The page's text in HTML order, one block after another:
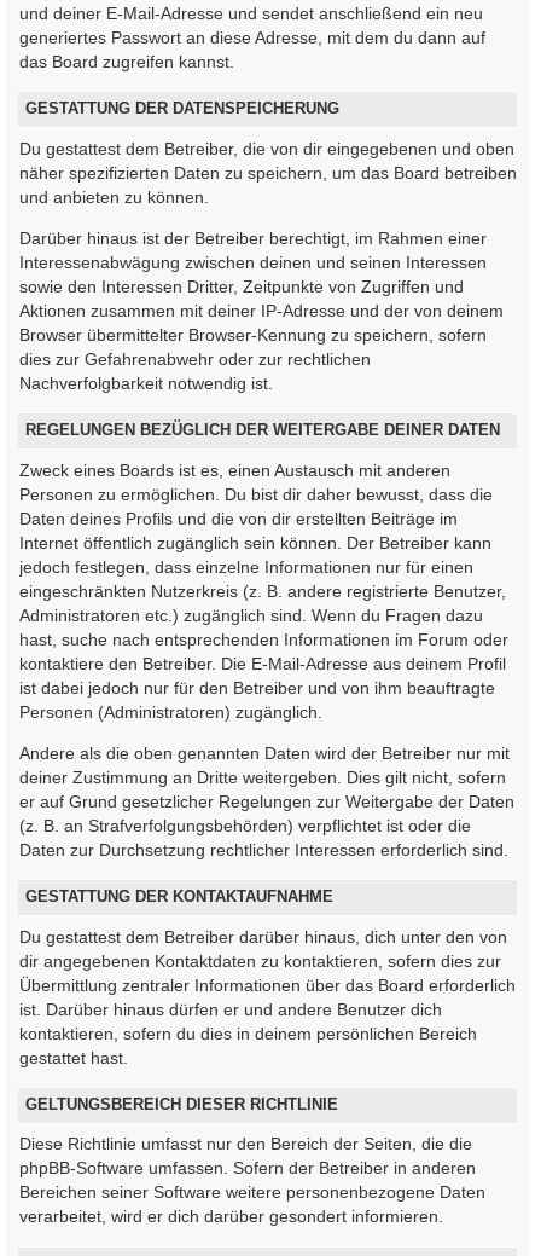
und deiner E-Mail-Adresse und sendet anschließend ein neu
generiertes Passwort an diese Adresse, mit dem du dann auf
das Board zugreifen kannst.
GESTATTUNG DER DATENSPEICHERUNG
Du gestattest dem Betreiber, die von dir eingegebenen und oben
näher spezifizierten Daten zu speichern, um das Board betreiben
und anbieten zu können.
Darüber hinaus ist der Betreiber berechtigt, im Rahmen einer
Interessenabwägung zwischen deinen und seinen Interessen
sowie den Interessen Dritter, Zeitpunkte von Zugriffen und
Aktionen zusammen mit deiner IP-Adresse und der von deinem
Browser übermittelter Browser-Kennung zu speichern, sofern
dies zur Gefahrenabwehr oder zur rechtlichen
Nachverfolgbarkeit notwendig ist.
REGELUNGEN BEZÜGLICH DER WEITERGABE DEINER DATEN
Zweck eines Boards ist es, einen Austausch mit anderen
Personen zu ermöglichen. Du bist dir daher bewusst, dass die
Daten deines Profils und die von dir erstellten Beiträge im
Internet öffentlich zugänglich sein können. Der Betreiber kann
jedoch festlegen, dass einzelne Informationen nur für einen
eingeschränkten Nutzerkreis (z. B. andere registrierte Benutzer,
Administratoren etc.) zugänglich sind. Wenn du Fragen dazu
hast, suche nach entsprechenden Informationen im Forum oder
kontaktiere den Betreiber. Die E-Mail-Adresse aus deinem Profil
ist dabei jedoch nur für den Betreiber und von ihm beauftragte
Personen (Administratoren) zugänglich.
Andere als die oben genannten Daten wird der Betreiber nur mit
deiner Zustimmung an Dritte weitergeben. Dies gilt nicht, sofern
er auf Grund gesetzlicher Regelungen zur Weitergabe der Daten
(z. B. an Strafverfolgungsbehörden) verpflichtet ist oder die
Daten zur Durchsetzung rechtlicher Interessen erforderlich sind.
GESTATTUNG DER KONTAKTAUFNAHME
Du gestattest dem Betreiber darüber hinaus, dich unter den von
dir angegebenen Kontaktdaten zu kontaktieren, sofern dies zur
Übermittlung zentraler Informationen über das Board erforderlich
ist. Darüber hinaus dürfen er und andere Benutzer dich
kontaktieren, sofern du dies in deinem persönlichen Bereich
gestattet hast.
GELTUNGSBEREICH DIESER RICHTLINIE
Diese Richtlinie umfasst nur den Bereich der Seiten, die die
phpBB-Software umfassen. Sofern der Betreiber in anderen
Bereichen seiner Software weitere personenbezogene Daten
verarbeitet, wird er dich darüber gesondert informieren.